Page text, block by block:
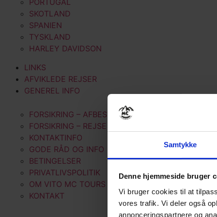
Samtykke
Denne hjemmeside bruger
Vi bruger cookies til at
vores trafik. Vi deler også
annonceringspartnere og
PORTUGAL
SKOTLAND
SPANIEN
TYSKLAND
HARLEY DAVIDSON
LINKS
AFVIKLEDE REJSER
GENEREL INFO
FORSIKRING – AFBESTILLING
FORSIKRING – REJSE
KONTAKTINFO
GODE RÅD OG INFO
BETINGELSER
PRIVATLIVSPOLITIK
OM VITO MC TOURS
KONTAKT